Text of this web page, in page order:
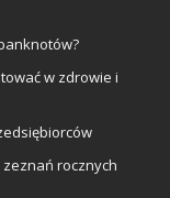
w zdrowie i
rocznych